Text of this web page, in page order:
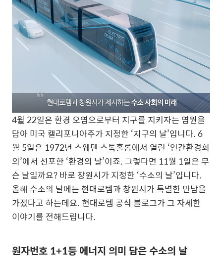
4월 22일은 환경 오염으로부터 지구를 지키자는 염원을
담아 미국 캘리포니아주가 지정한 ‘지구의 날’입니다. 6
월 5일은 1972년 스웨덴 스톡홀롬에서 열린 ‘인간환경회
의’에서 선포한 ‘환경의 날’이죠. 그렇다면 11월 1일은 무
슨 날일까요? 바로 창원시가 지정한 ‘수소의 날’입니다.
올해 수소의 날에는 현대로템과 창원시가 특별한 만남을
가졌다고 하는데요. 현대로템 공식 블로그가 그 자세한
이야기를 전해드립니다.
원자번호 1+1등 에너지 의미 담은 수소의 날